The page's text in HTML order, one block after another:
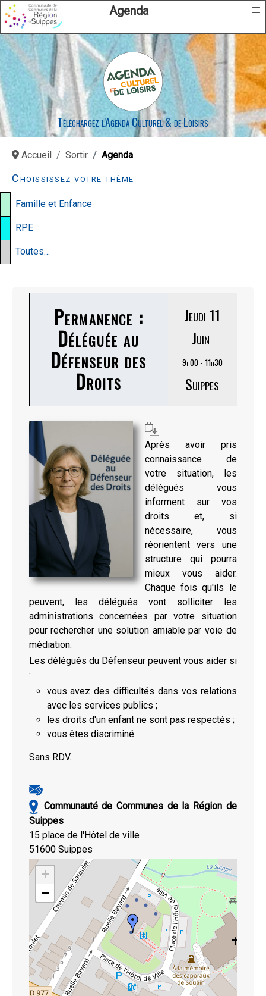
Agenda ≡
Téléchargez l'Agenda Culturel & de Loisirs
Accueil Sortir Agenda
Choississez votre thème
Famille et Enfance
RPE
Toutes…
Permanence :
Déléguée au
Défenseur des
Droits
Jeudi 11
Juin
9h00 - 11h30
Suippes
Après avoir pris
connaissance de
votre situation, les
délégués vous
informent sur vos
droits et, si
nécessaire, vous
réorientent vers une
structure qui pourra
mieux vous aider.
Chaque fois qu'ils le
peuvent, les délégués vont solliciter les
administrations concernées par votre situation
pour rechercher une solution amiable par voie de
médiation.
Les délégués du Défenseur peuvent vous aider si
:
vous avez des difficultés dans vos relations
avec les services publics ;
les droits d'un enfant ne sont pas respectés ;
vous êtes discriminé.
Sans RDV.
Communauté de Communes de la Région de
Suippes
15 place de l'Hôtel de ville
51600 Suippes
+
−